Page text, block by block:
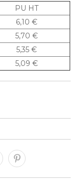
PU HT
6,10 €
5,70 €
5,35 €
5,09 €